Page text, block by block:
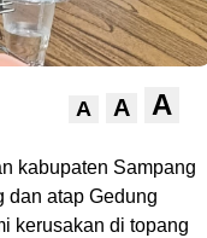
A A A
kabupaten Sampang
dan atap Gedung
kerusakan di topang